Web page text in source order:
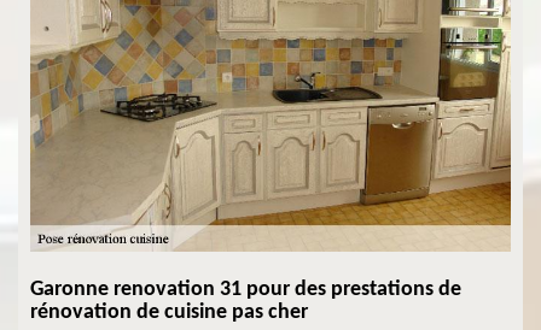
Garonne renovation 31 pour des prestations de
rénovation de cuisine pas cher